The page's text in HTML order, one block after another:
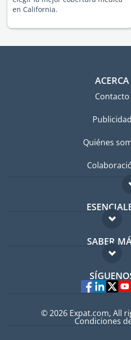
en California.
ACERCA
Contacto
Publicidad
Quiénes
Foro para
Guía para
Trabajos en el
SABER
FAQ
Expertos
© 2026 Expat.com, All
Condiciones